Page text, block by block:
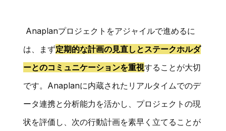
Anaplanプロジェクトをアジャイルで進めるに
は、まず定期的な計画の見直しとステークホルダ
ーとのコミュニケーションを重視することが大切
です。Anaplanに内蔵されたリアルタイムでのデ
ータ連携と分析能力を活かし、プロジェクトの現
状を評価し、次の行動計画を素早く立てることが